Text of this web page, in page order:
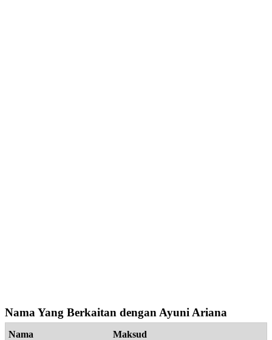
Nama Yang Berkaitan dengan Ayuni Ariana
Nama Maksud